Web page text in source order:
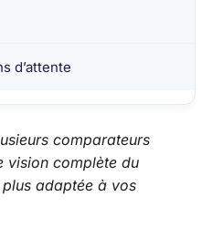
d’attente
comparateurs
vision complète du
adaptée à vos